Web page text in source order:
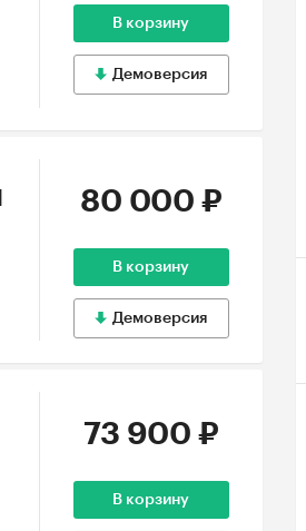
В корзину
Демоверсия
80 000 ₽
В корзину
Демоверсия
73 900 ₽
В корзину